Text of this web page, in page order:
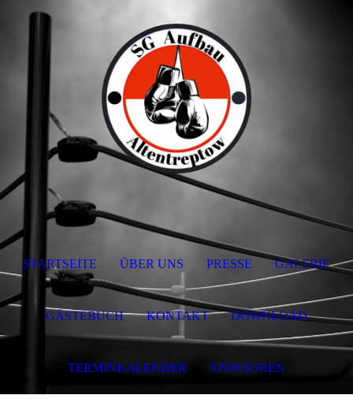
STARTSEITE ÜBER UNS PRESSE GALERIE
GÄSTEBUCH KONTAKT DOWNLOAD
TERMINKALENDER SPONSOREN